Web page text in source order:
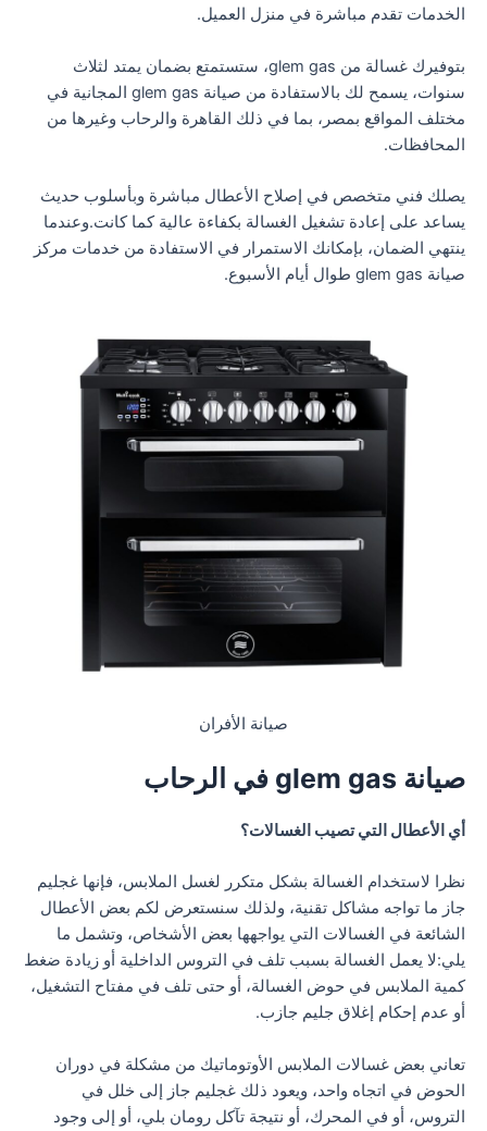
الخدمات تقدم مباشرة في منزل العميل.
بتوفيرك غسالة من glem gas، ستستمتع بضمان يمتد لثلاث
سنوات، يسمح لك بالاستفادة من صيانة glem gas المجانية في
مختلف المواقع بمصر، بما في ذلك القاهرة والرحاب وغيرها من
المحافظات.
يصلك فني متخصص في إصلاح الأعطال مباشرة وبأسلوب حديث
يساعد على إعادة تشغيل الغسالة بكفاءة عالية كما كانت.وعندما
ينتهي الضمان، بإمكانك الاستمرار في الاستفادة من خدمات مركز
صيانة glem gas طوال أيام الأسبوع.
صيانة الأفران
صيانة glem gas في الرحاب
أي الأعطال التي تصيب الغسالات؟
نظرا لاستخدام الغسالة بشكل متكرر لغسل الملابس، فإنها غجليم
جاز ما تواجه مشاكل تقنية، ولذلك سنستعرض لكم بعض الأعطال
الشائعة في الغسالات التي يواجهها بعض الأشخاص، وتشمل ما
يلي:لا يعمل الغسالة بسبب تلف في التروس الداخلية أو زيادة ضغط
كمية الملابس في حوض الغسالة، أو حتى تلف في مفتاح التشغيل،
أو عدم إحكام إغلاق جليم جازب.
تعاني بعض غسالات الملابس الأوتوماتيك من مشكلة في دوران
الحوض في اتجاه واحد، ويعود ذلك غجليم جاز إلى خلل في
التروس، أو في المحرك، أو نتيجة تآكل رومان بلي، أو إلى وجود